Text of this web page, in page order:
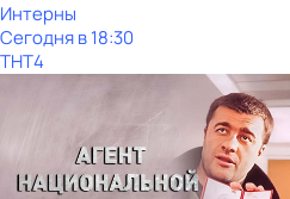
Интерны
Сегодня в 18:30
ТНТ4